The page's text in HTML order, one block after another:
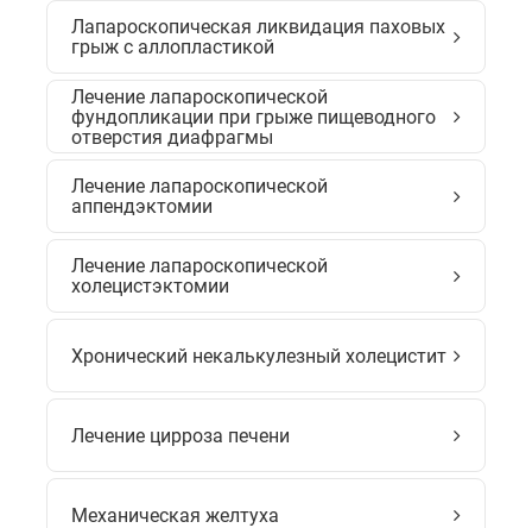
Лапароскопическая ликвидация паховых
грыж с аллопластикой
Лечение лапароскопической
фундопликации при грыже пищеводного
отверстия диафрагмы
Лечение лапароскопической
аппендэктомии
Лечение лапароскопической
холецистэктомии
Хронический некалькулезный холецистит
Лечение цирроза печени
Механическая желтуха